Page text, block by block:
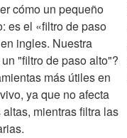
cómo un pequeño
es el «filtro de paso
ingles. Nuestra
"filtro de paso alto"?
más útiles en
ya que no afecta
mientras filtra las